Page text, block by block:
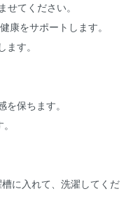
せてください。
康をサポートします。
ます。
を保ちます。
に入れて、洗濯してくだ